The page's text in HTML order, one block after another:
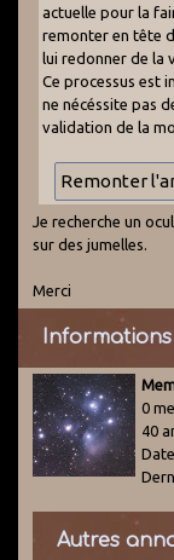
actuelle pour la
remonter en tête
lui redonner de la
Ce processus est
ne nécéssite pas
validation de la
Je recherche un
sur des jumelles.
Merci
0
40
Autres